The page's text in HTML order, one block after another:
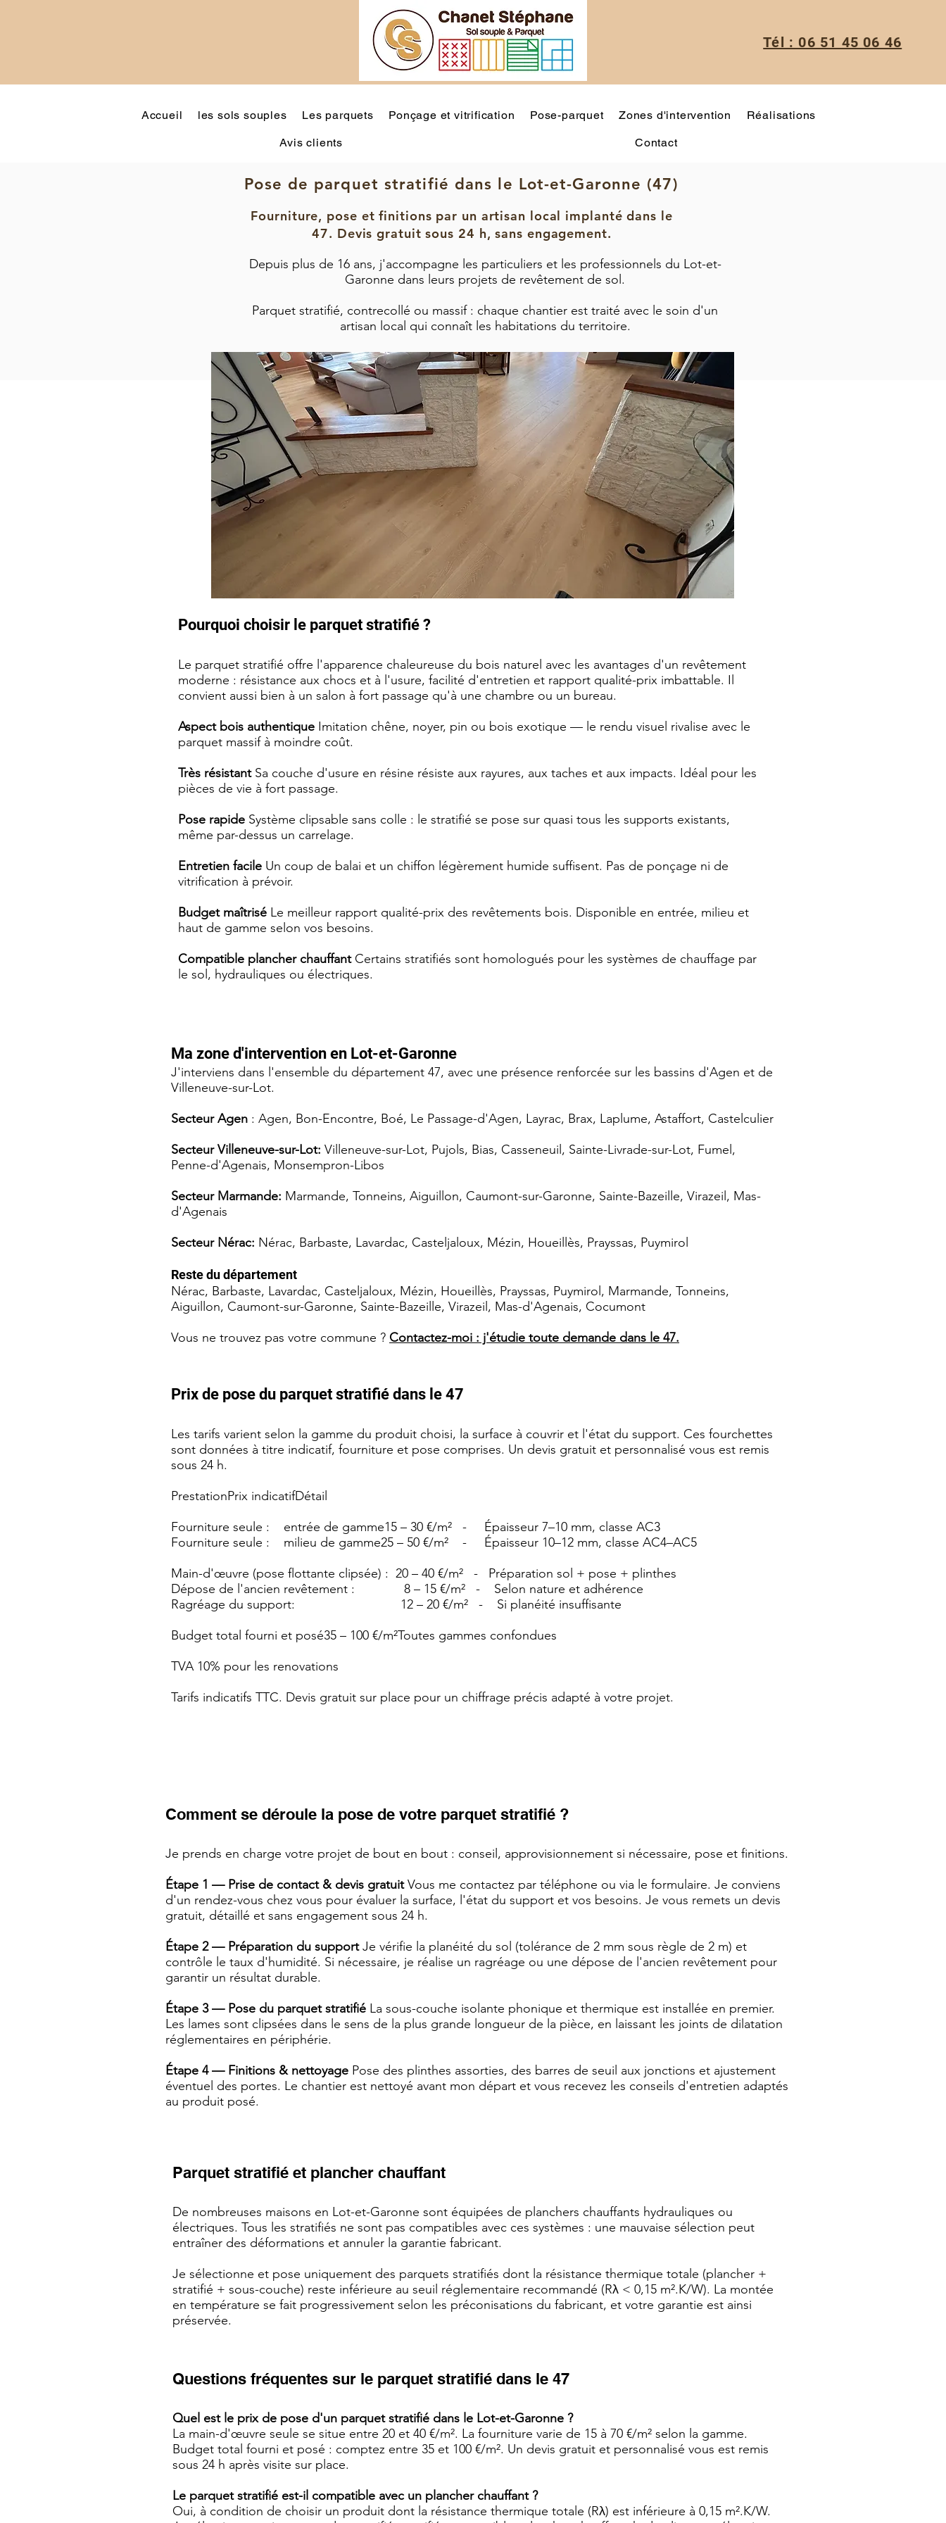
Tél : 06 51 45 06 46
Accueil les sols souples Les parquets Ponçage et vitrification Pose-parquet Zones d'intervention Réalisations
Avis clients Contact
Pose de parquet stratifié dans le Lot-et-Garonne (47)
Fourniture, pose et finitions par un artisan local implanté dans le
47. Devis gratuit sous 24 h, sans engagement.
Depuis plus de 16 ans, j'accompagne les particuliers et les professionnels du Lot-et-
Garonne dans leurs projets de revêtement de sol.
Parquet stratifié, contrecollé ou massif : chaque chantier est traité avec le soin d'un
artisan local qui connaît les habitations du territoire.
Pourquoi choisir le parquet stratifié ?
Le parquet stratifié offre l'apparence chaleureuse du bois naturel avec les avantages d'un revêtement
moderne : résistance aux chocs et à l'usure, facilité d'entretien et rapport qualité-prix imbattable. Il
convient aussi bien à un salon à fort passage qu'à une chambre ou un bureau.
Aspect bois authentique Imitation chêne, noyer, pin ou bois exotique — le rendu visuel rivalise avec le
parquet massif à moindre coût.
Très résistant Sa couche d'usure en résine résiste aux rayures, aux taches et aux impacts. Idéal pour les
pièces de vie à fort passage.
Pose rapide Système clipsable sans colle : le stratifié se pose sur quasi tous les supports existants,
même par-dessus un carrelage.
Entretien facile Un coup de balai et un chiffon légèrement humide suffisent. Pas de ponçage ni de
vitrification à prévoir.
Budget maîtrisé Le meilleur rapport qualité-prix des revêtements bois. Disponible en entrée, milieu et
haut de gamme selon vos besoins.
Compatible plancher chauffantCertains stratifiés sont homologués pour les systèmes de chauffage par
le sol, hydrauliques ou électriques.
Ma zone d'intervention en Lot-et-Garonne
J'interviens dans l'ensemble du département 47, avec une présence renforcée sur les bassins d'Agen et de
Villeneuve-sur-Lot.
Secteur Agen : Agen, Bon-Encontre, Boé, Le Passage-d'Agen, Layrac, Brax, Laplume, Astaffort, Castelculier
Secteur Villeneuve-sur-Lot: Villeneuve-sur-Lot, Pujols, Bias, Casseneuil, Sainte-Livrade-sur-Lot, Fumel,
Penne-d'Agenais, Monsempron-Libos
Secteur Marmande: Marmande, Tonneins, Aiguillon, Caumont-sur-Garonne, Sainte-Bazeille, Virazeil, Mas-
d'Agenais
Secteur Nérac: Nérac, Barbaste, Lavardac, Casteljaloux, Mézin, Houeillès, Prayssas, Puymirol
Reste du département
Nérac, Barbaste, Lavardac, Casteljaloux, Mézin, Houeillès, Prayssas, Puymirol, Marmande, Tonneins,
Aiguillon, Caumont-sur-Garonne, Sainte-Bazeille, Virazeil, Mas-d'Agenais, Cocumont
Vous ne trouvez pas votre commune ? Contactez-moi : j'étudie toute demande dans le 47.
Prix de pose du parquet stratifié dans le 47
Les tarifs varient selon la gamme du produit choisi, la surface à couvrir et l'état du support. Ces fourchettes
sont données à titre indicatif, fourniture et pose comprises. Un devis gratuit et personnalisé vous est remis
sous 24 h.
PrestationPrix indicatifDétail
Fourniture seule : entrée de gamme15 – 30 €/m² - Épaisseur 7–10 mm, classe AC3
Fourniture seule : milieu de gamme25 – 50 €/m² - Épaisseur 10–12 mm, classe AC4–AC5
Main-d'œuvre (pose flottante clipsée) : 20 – 40 €/m² - Préparation sol + pose + plinthes
Dépose de l'ancien revêtement : 8 – 15 €/m² - Selon nature et adhérence
Ragréage du support: 12 – 20 €/m² - Si planéité insuffisante
Budget total fourni et posé35 – 100 €/m²Toutes gammes confondues
TVA 10% pour les renovations
Tarifs indicatifs TTC. Devis gratuit sur place pour un chiffrage précis adapté à votre projet.
Comment se déroule la pose de votre parquet stratifié ?
Je prends en charge votre projet de bout en bout : conseil, approvisionnement si nécessaire, pose et finitions.
Étape 1 — Prise de contact & devis gratuitVous me contactez par téléphone ou via le formulaire. Je conviens
d'un rendez-vous chez vous pour évaluer la surface, l'état du support et vos besoins. Je vous remets un devis
gratuit, détaillé et sans engagement sous 24 h.
Étape 2 — Préparation du supportJe vérifie la planéité du sol (tolérance de 2 mm sous règle de 2 m) et
contrôle le taux d'humidité. Si nécessaire, je réalise un ragréage ou une dépose de l'ancien revêtement pour
garantir un résultat durable.
Étape 3 — Pose du parquet stratifié La sous-couche isolante phonique et thermique est installée en premier.
Les lames sont clipsées dans le sens de la plus grande longueur de la pièce, en laissant les joints de dilatation
réglementaires en périphérie.
Étape 4 — Finitions & nettoyage Pose des plinthes assorties, des barres de seuil aux jonctions et ajustement
éventuel des portes. Le chantier est nettoyé avant mon départ et vous recevez les conseils d'entretien adaptés
au produit posé.
Parquet stratifié et plancher chauffant
De nombreuses maisons en Lot-et-Garonne sont équipées de planchers chauffants hydrauliques ou
électriques. Tous les stratifiés ne sont pas compatibles avec ces systèmes : une mauvaise sélection peut
entraîner des déformations et annuler la garantie fabricant.
Je sélectionne et pose uniquement des parquets stratifiés dont la résistance thermique totale (plancher +
stratifié + sous-couche) reste inférieure au seuil réglementaire recommandé (Rλ < 0,15 m².K/W). La montée
en température se fait progressivement selon les préconisations du fabricant, et votre garantie est ainsi
préservée.
Questions fréquentes sur le parquet stratifié dans le 47
Quel est le prix de pose d'un parquet stratifié dans le Lot-et-Garonne ?
La main-d'œuvre seule se situe entre 20 et 40 €/m². La fourniture varie de 15 à 70 €/m² selon la gamme.
Budget total fourni et posé : comptez entre 35 et 100 €/m². Un devis gratuit et personnalisé vous est remis
sous 24 h après visite sur place.
Le parquet stratifié est-il compatible avec un plancher chauffant ?
Oui, à condition de choisir un produit dont la résistance thermique totale (Rλ) est inférieure à 0,15 m².K/W.